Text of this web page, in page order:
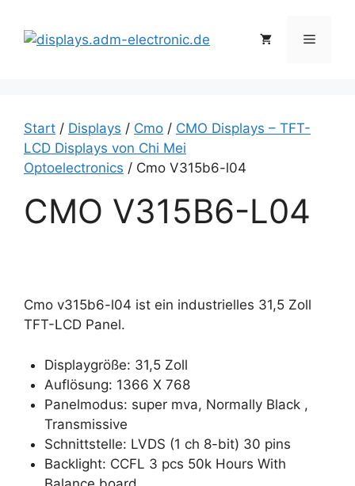
Inhalt
springen
Menü
Start / Displays / Cmo / CMO Displays – TFT-
LCD Displays von Chi Mei
Optoelectronics / Cmo V315b6-l04
CMO V315B6-L04
Cmo v315b6-l04 ist ein industrielles 31,5 Zoll
TFT-LCD Panel.
Displaygröße: 31,5 Zoll
Auflösung: 1366 X 768
Panelmodus: super mva, Normally Black ,
Transmissive
Schnittstelle: LVDS (1 ch 8-bit) 30 pins
Backlight: CCFL 3 pcs 50k Hours With